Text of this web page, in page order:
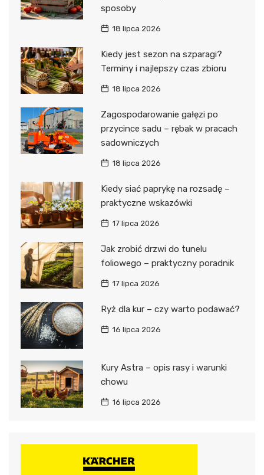
sposoby
18 lipca 2026
Kiedy jest sezon na szparagi?
Terminy i najlepszy czas zbioru
18 lipca 2026
Zagospodarowanie gałęzi po
przycince sadu – rębak w pracach
sadowniczych
18 lipca 2026
Kiedy siać paprykę na rozsadę –
praktyczne wskazówki
17 lipca 2026
Jak zrobić drzwi do tunelu
foliowego – praktyczny poradnik
17 lipca 2026
Ryż dla kur – czy warto podawać?
16 lipca 2026
Kury Astra – opis rasy i warunki
chowu
16 lipca 2026